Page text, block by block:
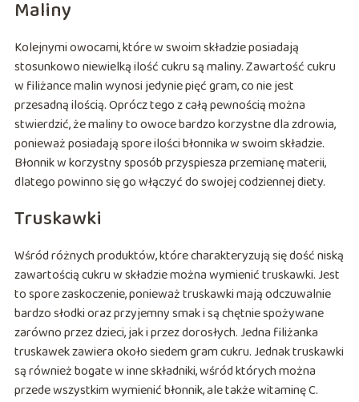
Maliny
Kolejnymi owocami, które w swoim składzie posiadają
stosunkowo niewielką ilość cukru są maliny. Zawartość cukru
w filiżance malin wynosi jedynie pięć gram, co nie jest
przesadną ilością. Oprócz tego z całą pewnością można
stwierdzić, że maliny to owoce bardzo korzystne dla zdrowia,
ponieważ posiadają spore ilości błonnika w swoim składzie.
Błonnik w korzystny sposób przyspiesza przemianę materii,
dlatego powinno się go włączyć do swojej codziennej diety.
Truskawki
Wśród różnych produktów, które charakteryzują się dość niską
zawartością cukru w składzie można wymienić truskawki. Jest
to spore zaskoczenie, ponieważ truskawki mają odczuwalnie
bardzo słodki oraz przyjemny smak i są chętnie spożywane
zarówno przez dzieci, jak i przez dorosłych. Jedna filiżanka
truskawek zawiera około siedem gram cukru. Jednak truskawki
są również bogate w inne składniki, wśród których można
przede wszystkim wymienić błonnik, ale także witaminę C.